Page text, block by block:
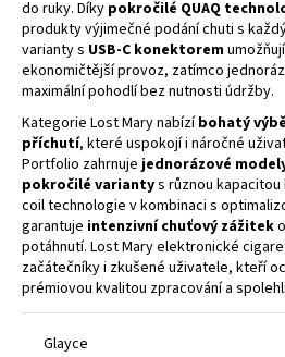
do ruky. Díky pokročilé QUAQ
produkty výjimečné podání chuti s
varianty s USB-C konektorem
ekonomičtější provoz, zatímco
maximální pohodlí bez nutnosti údržby.
Kategorie Lost Mary nabízíbohatý
příchutí, které uspokojí i náročné
Portfolio zahrnuje jednorázové
pokročilé variantys různou
coil technologie v kombinaci s
garantuje intenzivní chuťový zážitek
potáhnutí. Lost Mary elektronické
začátečníky i zkušené uživatele, kteří
prémiovou kvalitou zpracování a
Glayce
e
b
u
j
e
t
e
n
a
j
í
t